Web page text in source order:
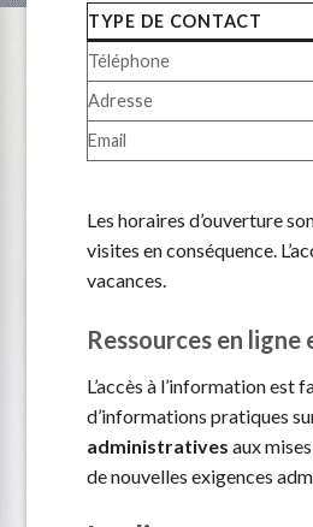
TYPE DE CONTACT
Téléphone
Adresse
Email
Les horaires d’ouverture
visites en conséquence.
vacances.
Ressources en
L’accès à l’information
d’informations pratiques
administratives aux
de nouvelles exigences